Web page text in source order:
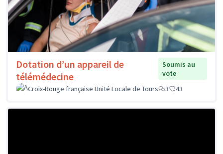
Dotation d’un appareil de
télémédecine
Soumis au
vote
Croix-Rouge française Unité Locale de Tours
3 43